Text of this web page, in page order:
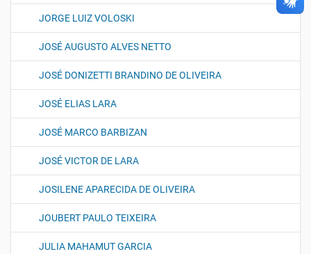
JORGE LUIZ VOLOSKI
JOSÉ AUGUSTO ALVES NETTO
JOSÉ DONIZETTI BRANDINO DE OLIVEIRA
JOSÉ ELIAS LARA
JOSÉ MARCO BARBIZAN
JOSÉ VICTOR DE LARA
JOSILENE APARECIDA DE OLIVEIRA
JOUBERT PAULO TEIXEIRA
JULIA MAHAMUT GARCIA